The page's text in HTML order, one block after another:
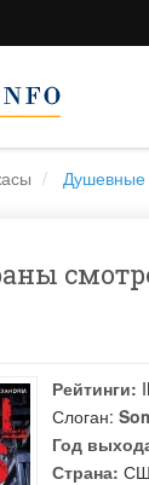
Душевные
Рейтинги:
Слоган:
Год
Страна: